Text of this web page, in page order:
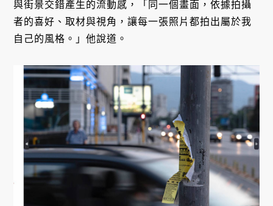
與街景交錯產生的流動感，「同一個畫面，依據拍攝
者的喜好、取材與視角，讓每一張照片都拍出屬於我
自己的風格。」他說道。